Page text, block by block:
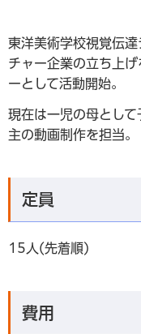
東洋美術学校視覚伝
チャー企業の立ち上
ーとして活動開始。
現在は一児の母とし
主の動画制作を担当。
定員
15人(先着順)
費用